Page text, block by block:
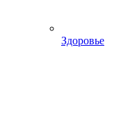
Здоровье